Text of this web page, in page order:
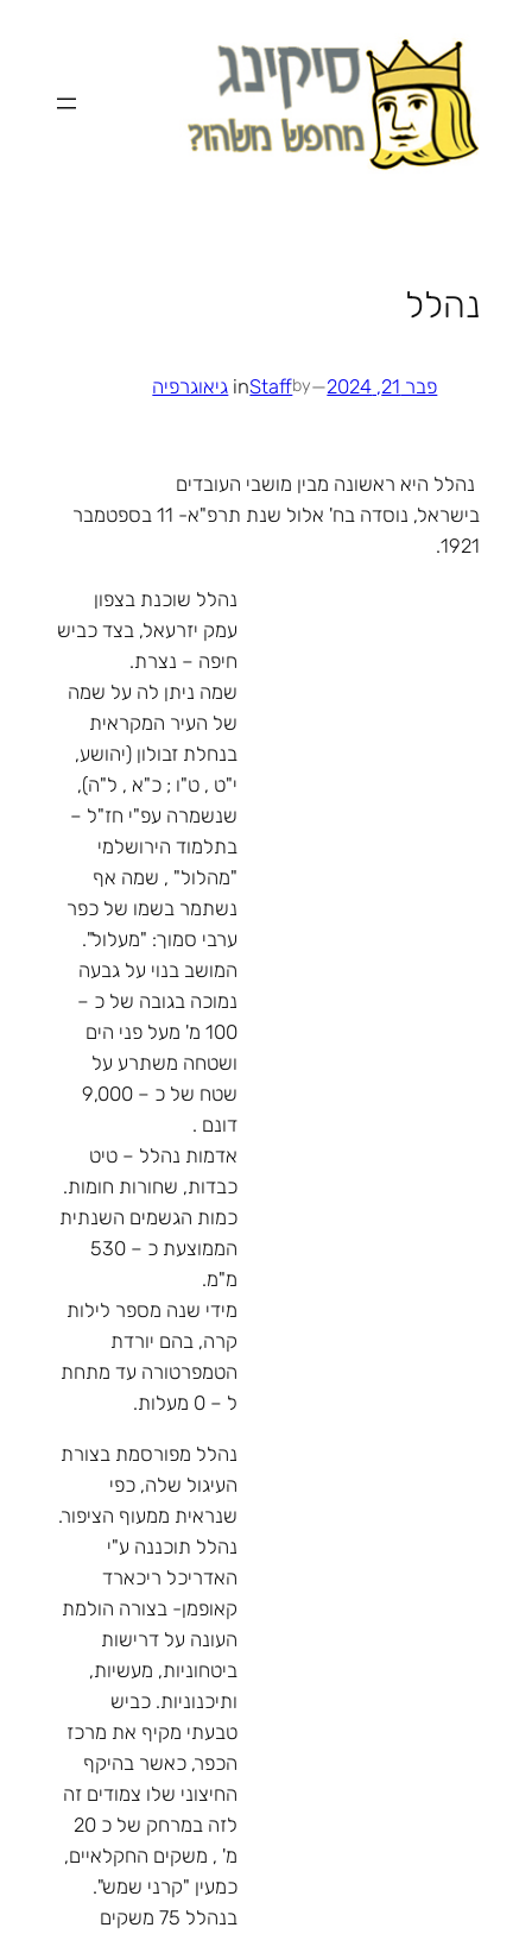
נהלל
פבר 21, 2024 —
by
Staff
in גיאוגרפיה
נהלל היא ראשונה מבין מושבי העובדים
בישראל, נוסדה בח' אלול שנת תרפ"א- 11 בספטמבר
1921.
נהלל שוכנת בצפון
עמק יזרעאל, בצד כביש
חיפה – נצרת.
שמה ניתן לה על שמה
של העיר המקראית
בנחלת זבולון (יהושע,
י"ט , ט"ו ; כ"א , ל"ה),
שנשמרה עפ"י חז"ל –
בתלמוד הירושלמי
"מהלול" , שמה אף
נשתמר בשמו של כפר
ערבי סמוך: "מעלול".
המושב בנוי על גבעה
נמוכה בגובה של כ –
100 מ' מעל פני הים
ושטחה משתרע על
שטח של כ – 9,000
דונם .
אדמות נהלל – טיט
כבדות, שחורות חומות.
כמות הגשמים השנתית
הממוצעת כ – 530
מ"מ.
מידי שנה מספר לילות
קרה, בהם יורדת
הטמפרטורה עד מתחת
ל – 0 מעלות.
נהלל מפורסמת בצורת
העיגול שלה, כפי
שנראית ממעוף הציפור.
נהלל תוכננה ע"י
האדריכל ריכארד
קאופמן- בצורה הולמת
העונה על דרישות
ביטחוניות, מעשיות,
ותיכנוניות. כביש
טבעתי מקיף את מרכז
הכפר, כאשר בהיקף
החיצוני שלו צמודים זה
לזה במרחק של כ 20
מ' , משקים החקלאיים,
כמעין "קרני שמש".
בנהלל 75 משקים